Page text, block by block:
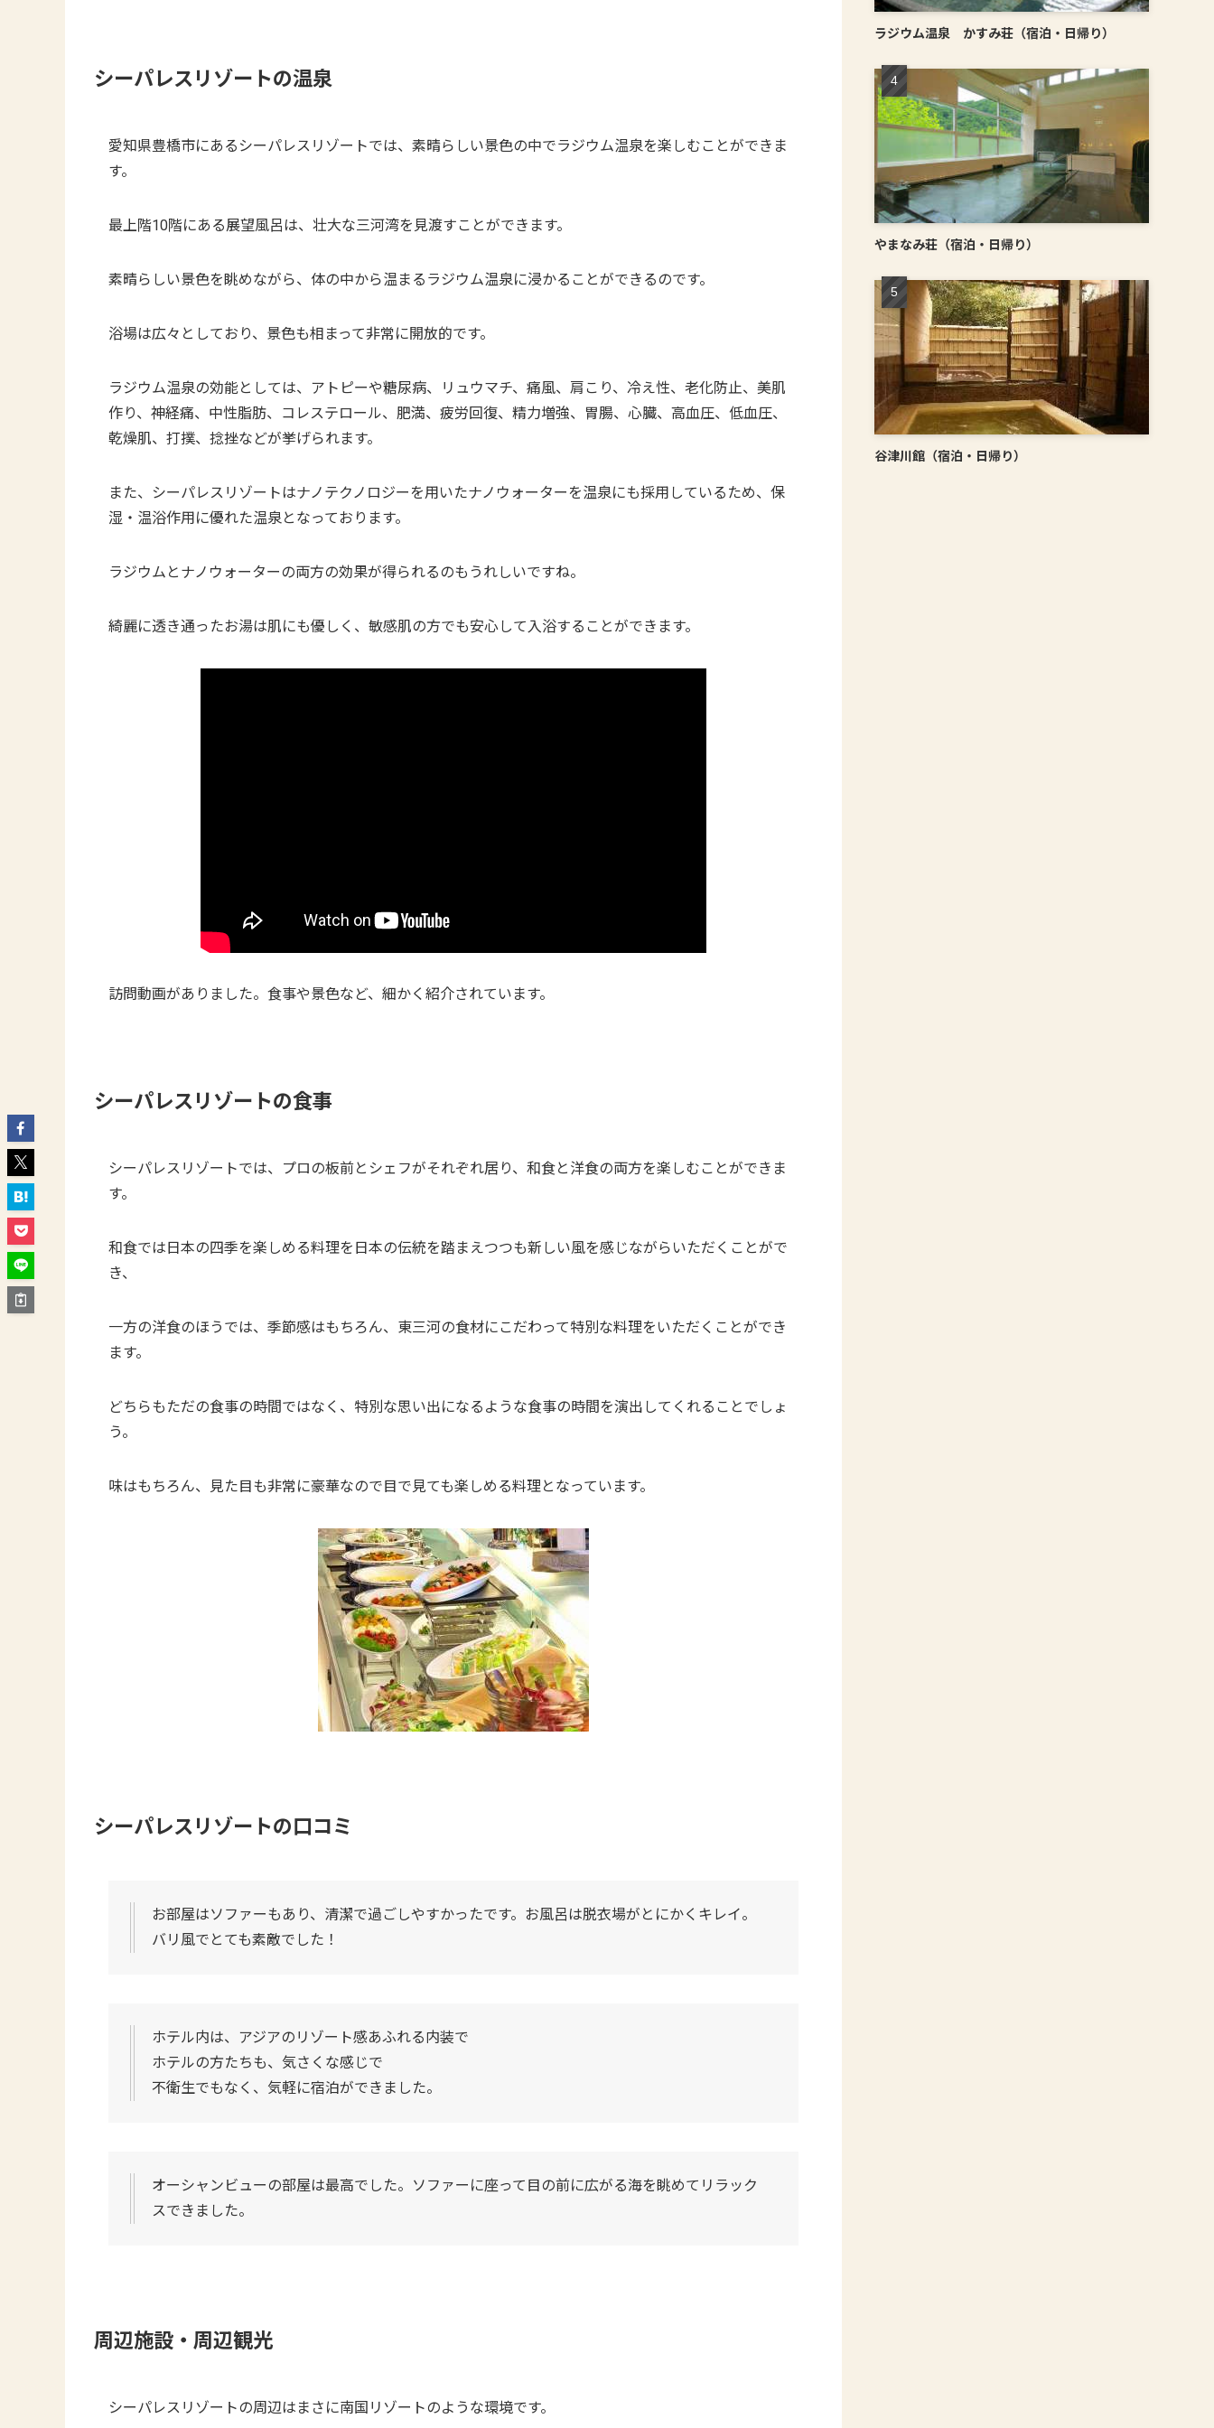
シーパレスリゾートの温泉
愛知県豊橋市にあるシーパレスリゾートでは、素晴らしい景色の中でラジウム温泉を楽しむことができま
す。
最上階10階にある展望風呂は、壮大な三河湾を見渡すことができます。
素晴らしい景色を眺めながら、体の中から温まるラジウム温泉に浸かることができるのです。
浴場は広々としており、景色も相まって非常に開放的です。
ラジウム温泉の効能としては、アトピーや糖尿病、リュウマチ、痛風、肩こり、冷え性、老化防止、美肌
作り、神経痛、中性脂肪、コレステロール、肥満、疲労回復、精力増強、胃腸、心臓、高血圧、低血圧、
乾燥肌、打撲、捻挫などが挙げられます。
また、シーパレスリゾートはナノテクノロジーを用いたナノウォーターを温泉にも採用しているため、保
湿・温浴作用に優れた温泉となっております。
ラジウムとナノウォーターの両方の効果が得られるのもうれしいですね。
綺麗に透き通ったお湯は肌にも優しく、敏感肌の方でも安心して入浴することができます。
訪問動画がありました。食事や景色など、細かく紹介されています。
シーパレスリゾートの食事
シーパレスリゾートでは、プロの板前とシェフがそれぞれ居り、和食と洋食の両方を楽しむことができま
す。
和食では日本の四季を楽しめる料理を日本の伝統を踏まえつつも新しい風を感じながらいただくことがで
き、
一方の洋食のほうでは、季節感はもちろん、東三河の食材にこだわって特別な料理をいただくことができ
ます。
どちらもただの食事の時間ではなく、特別な思い出になるような食事の時間を演出してくれることでしょ
う。
味はもちろん、見た目も非常に豪華なので目で見ても楽しめる料理となっています。
シーパレスリゾートの口コミ
お部屋はソファーもあり、清潔で過ごしやすかったです。お風呂は脱衣場がとにかくキレイ。
バリ風でとても素敵でした！
ホテル内は、アジアのリゾート感あふれる内装で
ホテルの方たちも、気さくな感じで
不衛生でもなく、気軽に宿泊ができました。
オーシャンビューの部屋は最高でした。ソファーに座って目の前に広がる海を眺めてリラック
スできました。
周辺施設・周辺観光
シーパレスリゾートの周辺はまさに南国リゾートのような環境です。
ラジウム温泉 かすみ荘（宿泊・日帰り）
やまなみ荘（宿泊・日帰り）
谷津川館（宿泊・日帰り）